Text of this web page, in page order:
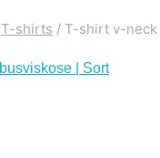
T-shirts / T-shirt v-neck